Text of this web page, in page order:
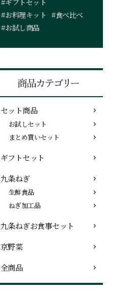
#ギフトセット
#お料理キット #食べ比べ
#お試し商品
セット商品
お試しセット
まとめ買いセット
ギフトセット
九条ねぎ
生鮮食品
ねぎ加工品
九条ねぎお食事セット
京野菜
全商品